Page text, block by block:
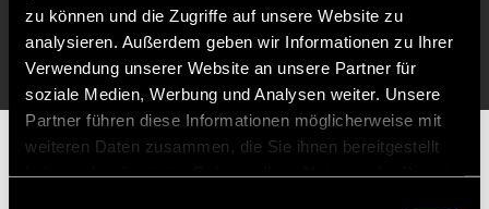
zu können und die Zugriffe auf unsere Website zu
analysieren. Außerdem geben wir Informationen zu Ihrer
Verwendung unserer Website an unsere Partner für
soziale Medien, Werbung und Analysen weiter. Unsere
Partner führen diese Informationen möglicherweise mit
weiteren Daten zusammen, die Sie ihnen bereitgestellt
Partner